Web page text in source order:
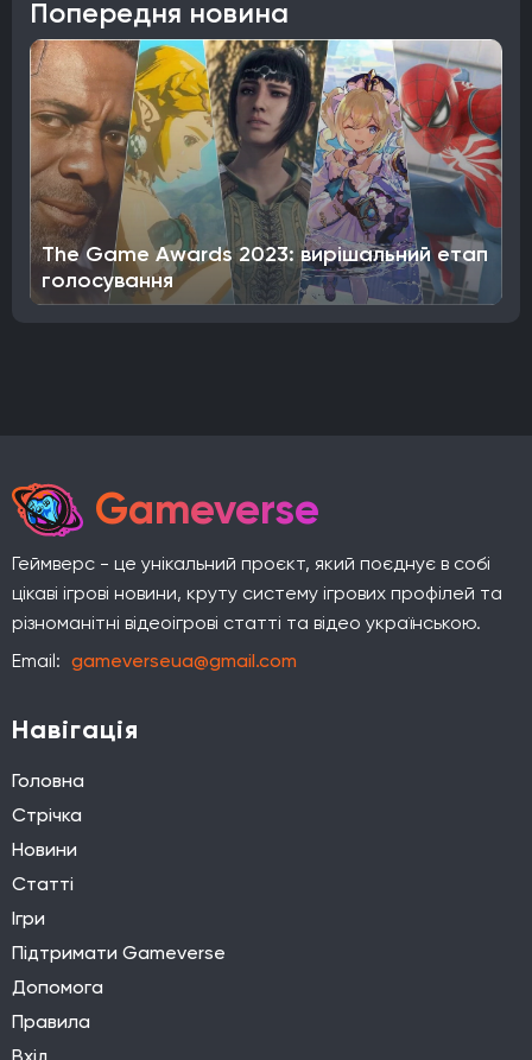
Попередня новина
The Game Awards 2023: вирішальний етап
голосування
Gameverse
Геймверс - це унікальний проєкт, який поєднує в собі
цікаві ігрові новини, круту систему ігрових профілей та
різноманітні відеоігрові статті та відео українською.
Email: gameverseua@gmail.com
Навігація
Головна
Стрічка
Новини
Статті
Ігри
Підтримати Gameverse
Допомога
Правила
Вхід